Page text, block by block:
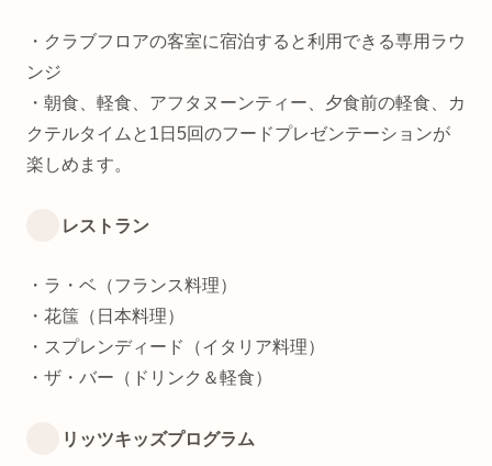
・クラブフロアの客室に宿泊すると利用できる専用ラウ
ンジ
・朝食、軽食、アフタヌーンティー、夕食前の軽食、カ
クテルタイムと1日5回のフードプレゼンテーションが
楽しめます。
レストラン
・ラ・ベ（フランス料理）
・花筺（日本料理）
・スプレンディード（イタリア料理）
・ザ・バー（ドリンク＆軽食）
リッツキッズプログラム